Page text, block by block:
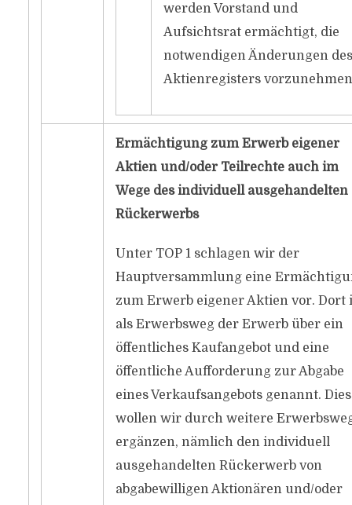
werden Vorstand und
Aufsichtsrat ermächtigt, die
notwendigen Änderungen des
Aktienregisters
Ermächtigung zum Erwerb eigener
Aktien und/oder Teilrechte auch im
Wege des individuell ausgehandelten
Rückerwerbs
Unter TOP 1 schlagen wir der
Hauptversammlung eine
zum Erwerb eigener Aktien vor. Dort
als Erwerbsweg der Erwerb über ein
öffentliches Kaufangebot und eine
öffentliche Aufforderung zur Abgabe
eines Verkaufsangebots genannt.
wollen wir durch weitere
ergänzen, nämlich den individuell
ausgehandelten Rückerwerb von
abgabewilligen Aktionären und/oder